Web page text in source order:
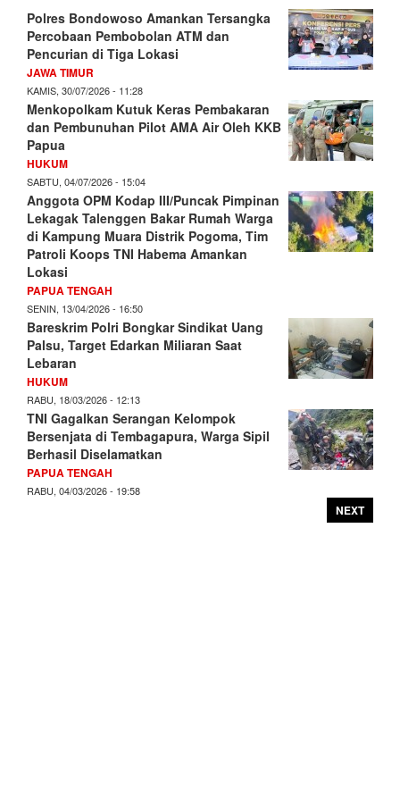
Polres Bondowoso Amankan Tersangka
Percobaan Pembobolan ATM dan
Pencurian di Tiga Lokasi
JAWA TIMUR
KAMIS, 30/07/2026 - 11:28
Menkopolkam Kutuk Keras Pembakaran
dan Pembunuhan Pilot AMA Air Oleh KKB
Papua
HUKUM
SABTU, 04/07/2026 - 15:04
Anggota OPM Kodap III/Puncak Pimpinan
Lekagak Talenggen Bakar Rumah Warga
di Kampung Muara Distrik Pogoma, Tim
Patroli Koops TNI Habema Amankan
Lokasi
PAPUA TENGAH
SENIN, 13/04/2026 - 16:50
Bareskrim Polri Bongkar Sindikat Uang
Palsu, Target Edarkan Miliaran Saat
Lebaran
HUKUM
RABU, 18/03/2026 - 12:13
TNI Gagalkan Serangan Kelompok
Bersenjata di Tembagapura, Warga Sipil
Berhasil Diselamatkan
PAPUA TENGAH
RABU, 04/03/2026 - 19:58
NEXT